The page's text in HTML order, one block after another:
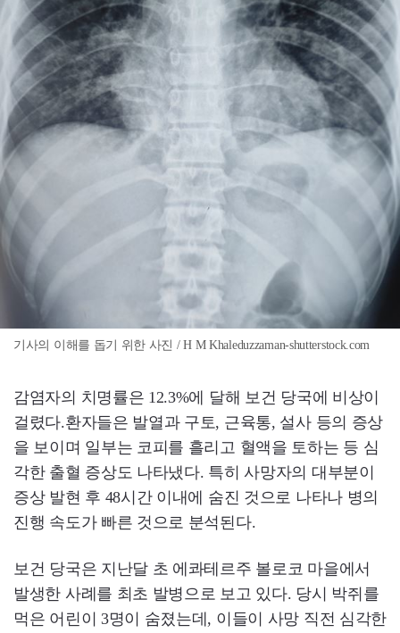
기사의 이해를 돕기 위한 사진 / H M Khaleduzzaman-shutterstock.com
감염자의 치명률은 12.3%에 달해 보건 당국에 비상이
걸렸다.환자들은 발열과 구토, 근육통, 설사 등의 증상
을 보이며 일부는 코피를 흘리고 혈액을 토하는 등 심
각한 출혈 증상도 나타냈다. 특히 사망자의 대부분이
증상 발현 후 48시간 이내에 숨진 것으로 나타나 병의
진행 속도가 빠른 것으로 분석된다.
보건 당국은 지난달 초 에콰테르주 볼로코 마을에서
발생한 사례를 최초 발병으로 보고 있다. 당시 박쥐를
먹은 어린이 3명이 숨졌는데, 이들이 사망 직전 심각한